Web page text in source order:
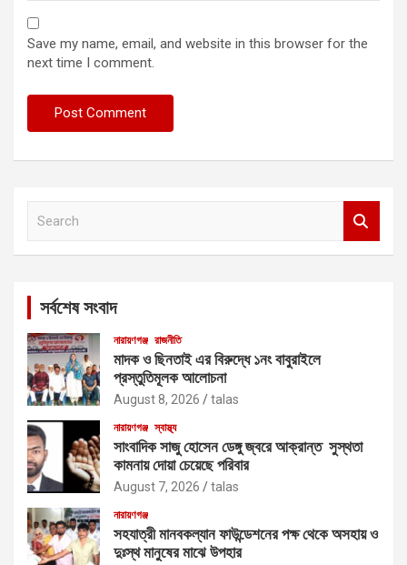
Save my name, email, and website in this browser for the
next time I comment.
সর্বশেষ সংবাদ
নারায়ণগঞ্জ রাজনীতি
মাদক ও ছিনতাই এর বিরুদ্ধে ১নং বাবুরাইলে
প্রস্তুতিমূলক আলোচনা
August 8, 2026 talas
নারায়ণগঞ্জ স্বাস্থ্য
সাংবাদিক সাজু হোসেন ডেঙ্গু জ্বরে আক্রান্ত সুস্থতা
কামনায় দোয়া চেয়েছে পরিবার
August 7, 2026 talas
নারায়ণগঞ্জ
সহযাত্রী মানবকল্যান ফাউন্ডেশনের পক্ষ থেকে অসহায় ও
দুঃস্থ মানুষের মাঝে উপহার